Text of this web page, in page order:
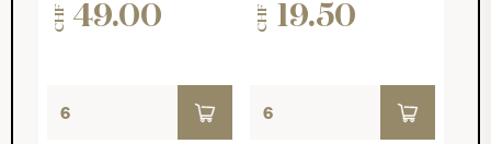
CHF 49.00 CHF 19.50